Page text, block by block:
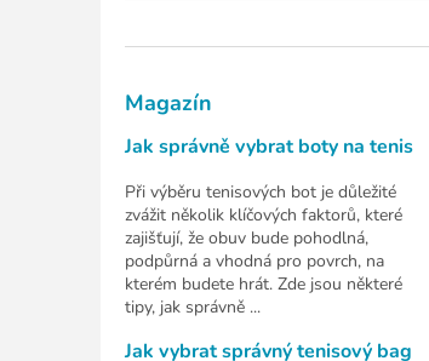
Magazín
Jak správně vybrat boty na tenis
Při výběru tenisových bot je důležité
zvážit několik klíčových faktorů, které
zajišťují, že obuv bude pohodlná,
podpůrná a vhodná pro povrch, na
kterém budete hrát. Zde jsou některé
tipy, jak správně ...
Jak vybrat správný tenisový bag